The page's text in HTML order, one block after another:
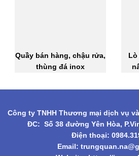
Quầy bán hàng, chậu rửa,
thùng đá inox
Lò
Công ty TNHH Thương mại dịch vụ
ĐC: Số 38 đường Yên Hòa,
Điện thoại:
Email: